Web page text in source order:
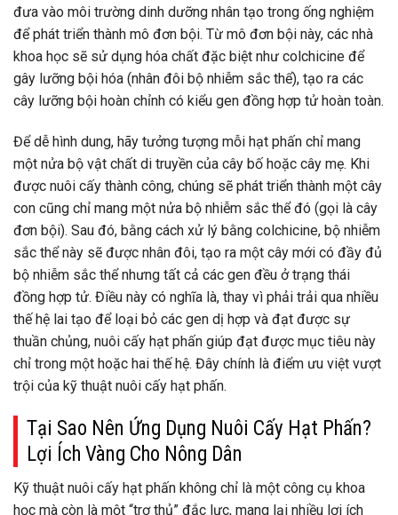
đưa vào môi trường dinh dưỡng nhân tạo trong ống nghiệm
để phát triển thành mô đơn bội. Từ mô đơn bội này, các nhà
khoa học sẽ sử dụng hóa chất đặc biệt như colchicine để
gây lưỡng bội hóa (nhân đôi bộ nhiễm sắc thể), tạo ra các
cây lưỡng bội hoàn chỉnh có kiểu gen đồng hợp tử hoàn toàn.
Để dễ hình dung, hãy tưởng tượng mỗi hạt phấn chỉ mang
một nửa bộ vật chất di truyền của cây bố hoặc cây mẹ. Khi
được nuôi cấy thành công, chúng sẽ phát triển thành một cây
con cũng chỉ mang một nửa bộ nhiễm sắc thể đó (gọi là cây
đơn bội). Sau đó, bằng cách xử lý bằng colchicine, bộ nhiễm
sắc thể này sẽ được nhân đôi, tạo ra một cây mới có đầy đủ
bộ nhiễm sắc thể nhưng tất cả các gen đều ở trạng thái
đồng hợp tử. Điều này có nghĩa là, thay vì phải trải qua nhiều
thế hệ lai tạo để loại bỏ các gen dị hợp và đạt được sự
thuần chủng, nuôi cấy hạt phấn giúp đạt được mục tiêu này
chỉ trong một hoặc hai thế hệ. Đây chính là điểm ưu việt vượt
trội của kỹ thuật nuôi cấy hạt phấn.
Tại Sao Nên Ứng Dụng Nuôi Cấy Hạt Phấn?
Lợi Ích Vàng Cho Nông Dân
Kỹ thuật nuôi cấy hạt phấn không chỉ là một công cụ khoa
học mà còn là một “trợ thủ” đắc lực, mang lại nhiều lợi ích